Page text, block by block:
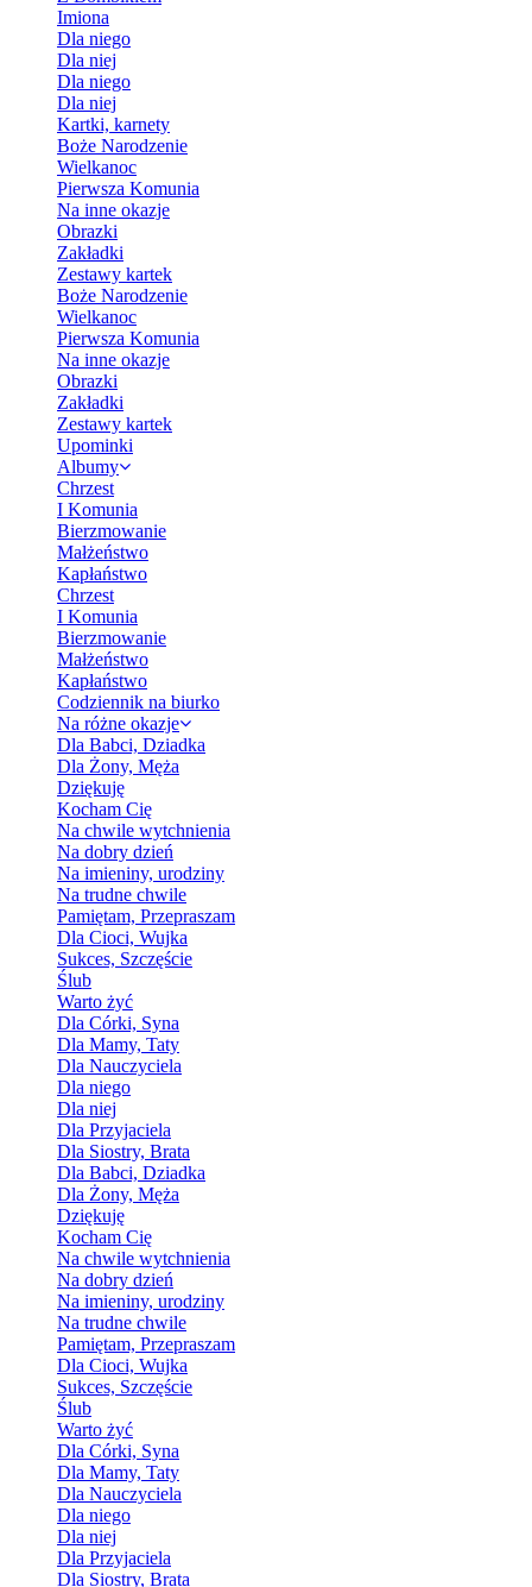
Imiona
Dla niego
Dla niej
Dla niego
Dla niej
Kartki, karnety
Boże Narodzenie
Wielkanoc
Pierwsza Komunia
Na inne okazje
Obrazki
Zakładki
Zestawy kartek
Boże Narodzenie
Wielkanoc
Pierwsza Komunia
Na inne okazje
Obrazki
Zakładki
Zestawy kartek
Upominki
Albumy
Chrzest
I Komunia
Bierzmowanie
Małżeństwo
Kapłaństwo
Chrzest
I Komunia
Bierzmowanie
Małżeństwo
Kapłaństwo
Codziennik na biurko
Na różne okazje
Dla Babci, Dziadka
Dla Żony, Męża
Dziękuję
Kocham Cię
Na chwile wytchnienia
Na dobry dzień
Na imieniny, urodziny
Na trudne chwile
Pamiętam, Przepraszam
Dla Cioci, Wujka
Sukces, Szczęście
Ślub
Warto żyć
Dla Córki, Syna
Dla Mamy, Taty
Dla Nauczyciela
Dla niego
Dla niej
Dla Przyjaciela
Dla Siostry, Brata
Dla Babci, Dziadka
Dla Żony, Męża
Dziękuję
Kocham Cię
Na chwile wytchnienia
Na dobry dzień
Na imieniny, urodziny
Na trudne chwile
Pamiętam, Przepraszam
Dla Cioci, Wujka
Sukces, Szczęście
Ślub
Warto żyć
Dla Córki, Syna
Dla Mamy, Taty
Dla Nauczyciela
Dla niego
Dla niej
Dla Przyjaciela
Dla Siostry, Brata